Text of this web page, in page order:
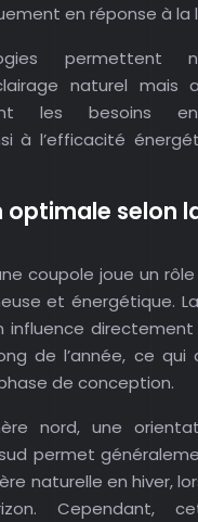
en réponse à la
permettent
naturel mais
les besoins
à l’efficacité
optimale selon
coupole joue un
et énergétique.
influence
de l’année, ce qui
de conception.
nord, une
permet
naturelle en hiver,
Cependant,